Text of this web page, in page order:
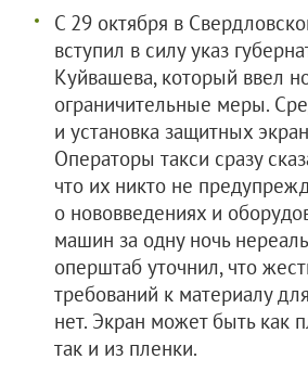
С 29 октября в
вступил в силу указ
Куйвашева, который ввел
ограничительные меры.
и установка защитных
Операторы такси сразу
что их никто не
о нововведениях и
машин за одну ночь
оперштаб уточнил, что
требований к материалу
нет. Экран может быть как
так и из пленки.